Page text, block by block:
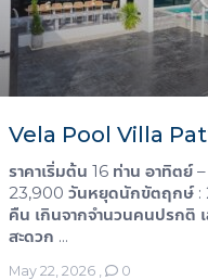
Vela Pool Villa
ราคาเริ่มต้น 16 ท่าน อาทิตย์
23,900 วันหยุดนักขัตฤกษ์ :
คืน เกินจากจำนวนคนปรกติ
สะดวก ...
May 22, 2026 , 0